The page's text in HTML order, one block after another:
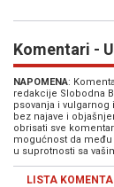
Komentari -
NAPOMENA:
redakcije Slobodna
psovanja i vulgarnog
bez najave i
obrisati sve
mogućnost da
u suprotnosti sa
LISTA